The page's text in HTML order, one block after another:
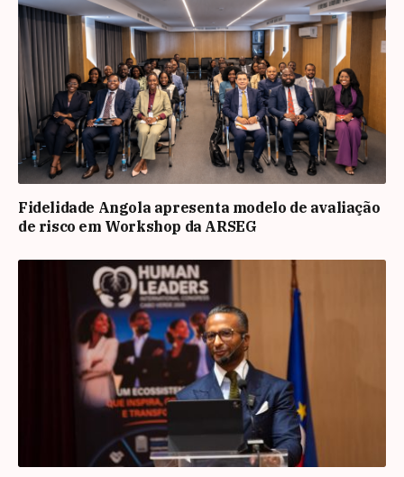
Fidelidade Angola apresenta modelo de avaliação
de risco em Workshop da ARSEG